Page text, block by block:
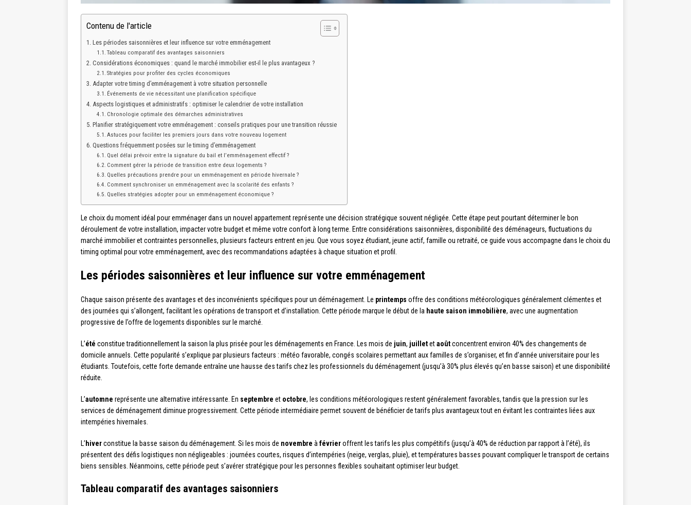
Contenu de l'article
Les périodes saisonnières et leur influence sur votre emménagement
Tableau comparatif des avantages saisonniers
Considérations économiques : quand le marché immobilier est-il le plus avantageux ?
Stratégies pour profiter des cycles économiques
Adapter votre timing d’emménagement à votre situation personnelle
Événements de vie nécessitant une planification spécifique
Aspects logistiques et administratifs : optimiser le calendrier de votre installation
Chronologie optimale des démarches administratives
Planifier stratégiquement votre emménagement : conseils pratiques pour une transition réussie
Astuces pour faciliter les premiers jours dans votre nouveau logement
Questions fréquemment posées sur le timing d’emménagement
Quel délai prévoir entre la signature du bail et l’emménagement effectif ?
Comment gérer la période de transition entre deux logements ?
Quelles précautions prendre pour un emménagement en période hivernale ?
Comment synchroniser un emménagement avec la scolarité des enfants ?
Quelles stratégies adopter pour un emménagement économique ?
Le choix du moment idéal pour emménager dans un nouvel appartement représente une décision stratégique souvent négligée. Cette étape peut pourtant déterminer le bon
déroulement de votre installation, impacter votre budget et même votre confort à long terme. Entre considérations saisonnières, disponibilité des déménageurs, fluctuations du
marché immobilier et contraintes personnelles, plusieurs facteurs entrent en jeu. Que vous soyez étudiant, jeune actif, famille ou retraité, ce guide vous accompagne dans le choix du
timing optimal pour votre emménagement, avec des recommandations adaptées à chaque situation et profil.
Les périodes saisonnières et leur influence sur votre emménagement
Chaque saison présente des avantages et des inconvénients spécifiques pour un déménagement. Le printemps offre des conditions météorologiques généralement clémentes et
des journées qui s’allongent, facilitant les opérations de transport et d’installation. Cette période marque le début de la haute saison immobilière, avec une augmentation
progressive de l’offre de logements disponibles sur le marché.
L’été constitue traditionnellement la saison la plus prisée pour les déménagements en France. Les mois de juin, juilletetaoûtconcentrent environ 40% des changements de
domicile annuels. Cette popularité s’explique par plusieurs facteurs : météo favorable, congés scolaires permettant aux familles de s’organiser, et fin d’année universitaire pour les
étudiants. Toutefois, cette forte demande entraîne une hausse des tarifs chez les professionnels du déménagement (jusqu’à 30% plus élevés qu’en basse saison) et une disponibilité
réduite.
L’automne représente une alternative intéressante. En septembre et octobre, les conditions météorologiques restent généralement favorables, tandis que la pression sur les
services de déménagement diminue progressivement. Cette période intermédiaire permet souvent de bénéficier de tarifs plus avantageux tout en évitant les contraintes liées aux
intempéries hivernales.
L’ hiverconstitue la basse saison du déménagement. Si les mois de novembre à févrieroffrent les tarifs les plus compétitifs (jusqu’à 40% de réduction par rapport à l’été), ils
présentent des défis logistiques non négligeables : journées courtes, risques d’intempéries (neige, verglas, pluie), et températures basses pouvant compliquer le transport de certains
biens sensibles. Néanmoins, cette période peut s’avérer stratégique pour les personnes flexibles souhaitant optimiser leur budget.
Tableau comparatif des avantages saisonniers